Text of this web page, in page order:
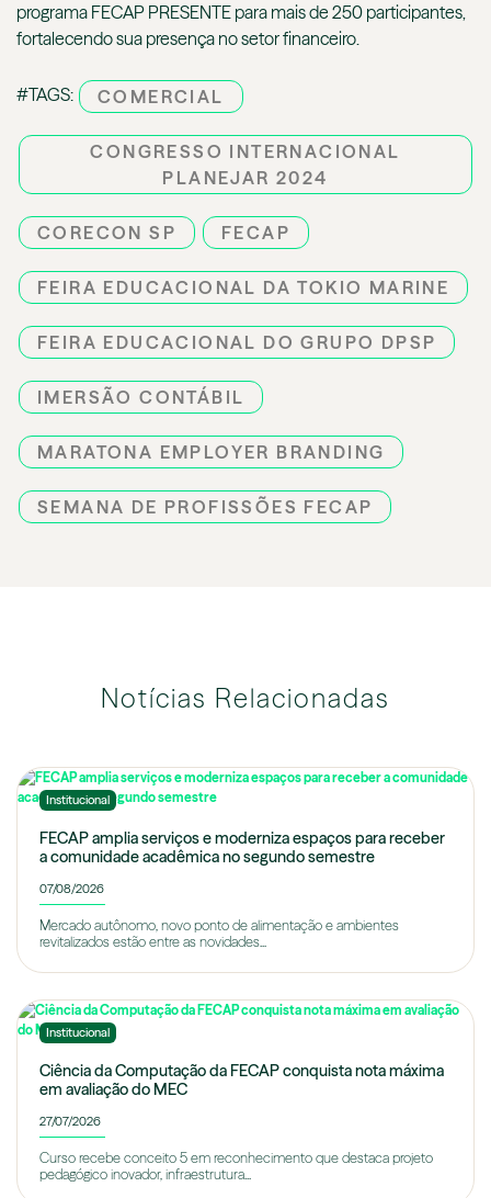
programa FECAP PRESENTE para mais de 250 participantes,
fortalecendo sua presença no setor financeiro.
#TAGS: COMERCIAL
CONGRESSO INTERNACIONAL
PLANEJAR 2024
CORECON SP FECAP
FEIRA EDUCACIONAL DA TOKIO MARINE
FEIRA EDUCACIONAL DO GRUPO DPSP
IMERSÃO CONTÁBIL
MARATONA EMPLOYER BRANDING
SEMANA DE PROFISSÕES FECAP
Notícias Relacionadas
Institucional
FECAP amplia serviços e moderniza espaços para receber
a comunidade acadêmica no segundo semestre
07/08/2026
Mercado autônomo, novo ponto de alimentação e ambientes
revitalizados estão entre as novidades...
Institucional
Ciência da Computação da FECAP conquista nota máxima
em avaliação do MEC
27/07/2026
Curso recebe conceito 5 em reconhecimento que destaca projeto
pedagógico inovador, infraestrutura...